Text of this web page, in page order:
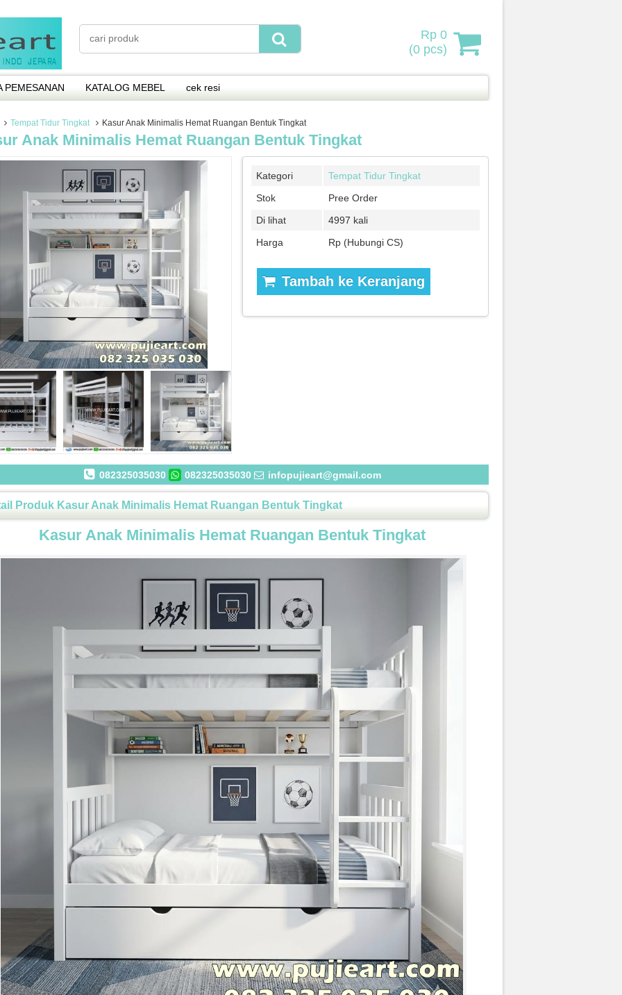
Rp 0
(0 pcs)
PEMESANAN KATALOG MEBEL cek resi
Tempat Tidur Tingkat Kasur Anak Minimalis Hemat Ruangan Bentuk Tingkat
Anak Minimalis Hemat Ruangan Bentuk Tingkat
Kategori
Tempat Tidur Tingkat
Stok
Pree Order
Di lihat
4997 kali
Harga
Rp (Hubungi CS)
Tambah ke Keranjang
082325035030 082325035030 infopujieart@gmail.com
Produk Kasur Anak Minimalis Hemat Ruangan Bentuk Tingkat
Kasur Anak Minimalis Hemat Ruangan Bentuk Tingkat